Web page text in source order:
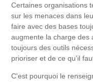
Certaines organisations
sur les menaces dans
faire avec des bases
augmente la charge des
toujours des outils
prioriser et de ce qu'il
C'est pourquoi le